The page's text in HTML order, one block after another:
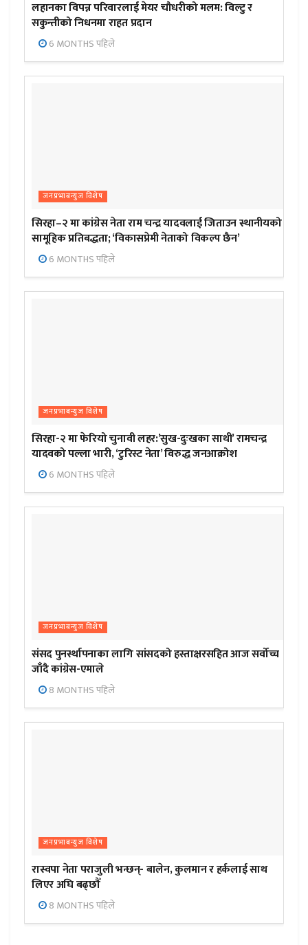
लहानका विपन्न परिवारलाई मेयर चौधरीको मलम: विल्टु र
सकुन्तीको निधनमा राहत प्रदान
6 MONTHS पहिले
जनप्रभाबन्युज विशेष
सिरहा–२ मा कांग्रेस नेता राम चन्द्र यादवलाई जिताउन स्थानीयको
सामूहिक प्रतिबद्धता; ‘विकासप्रेमी नेताको विकल्प छैन’
6 MONTHS पहिले
जनप्रभाबन्युज विशेष
सिरहा-२ मा फेरियो चुनावी लहर:’सुख-दुःखका साथी’ रामचन्द्र
यादवको पल्ला भारी, ‘टुरिस्ट नेता’ विरुद्ध जनआक्रोश
6 MONTHS पहिले
जनप्रभाबन्युज विशेष
संसद पुनर्स्थापनाका लागि सांसदको हस्ताक्षरसहित आज सर्वोच्च
जाँदै कांग्रेस-एमाले
8 MONTHS पहिले
जनप्रभाबन्युज विशेष
रास्वपा नेता पराजुली भन्छन्- बालेन, कुलमान र हर्कलाई साथ
लिएर अघि बढ्छौँ
8 MONTHS पहिले